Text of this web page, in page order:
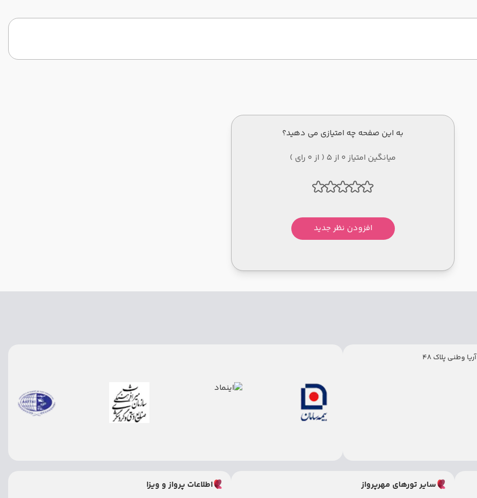
به این صفحه چه امتیازی می دهید؟
میانگین امتیاز 0 از 5 ( از 0 رای )
افزودن نظر جدید
وطنی پلاک 48
سایر تورهای مهرپرواز اطلاعات پرواز و ویزا